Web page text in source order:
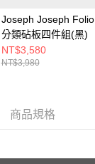
Joseph Joseph Folio
分類砧板四件組(黑)
NT$3,580
NT$3,980
商品規格